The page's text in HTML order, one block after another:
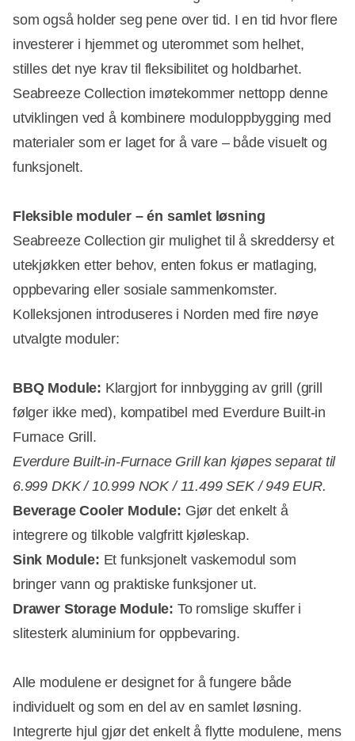
som også holder seg pene over tid. I en tid hvor flere
investerer i hjemmet og uterommet som helhet,
stilles det nye krav til fleksibilitet og holdbarhet.
Seabreeze Collection imøtekommer nettopp denne
utviklingen ved å kombinere moduloppbygging med
materialer som er laget for å vare – både visuelt og
funksjonelt.
Fleksible moduler – én samlet løsning
Seabreeze Collection gir mulighet til å skreddersy et
utekjøkken etter behov, enten fokus er matlaging,
oppbevaring eller sosiale sammenkomster.
Kolleksjonen introduseres i Norden med fire nøye
utvalgte moduler:
BBQ Module: Klargjort for innbygging av grill (grill
følger ikke med), kompatibel med Everdure Built-in
Furnace Grill.
Everdure Built-in-Furnace Grill kan kjøpes separat til
6.999 DKK / 10.999 NOK / 11.499 SEK / 949 EUR.
Beverage Cooler Module: Gjør det enkelt å
integrere og tilkoble valgfritt kjøleskap.
Sink Module: Et funksjonelt vaskemodul som
bringer vann og praktiske funksjoner ut.
Drawer Storage Module: To romslige skuffer i
slitesterk aluminium for oppbevaring.
Alle modulene er designet for å fungere både
individuelt og som en del av en samlet løsning.
Integrerte hjul gjør det enkelt å flytte modulene, mens